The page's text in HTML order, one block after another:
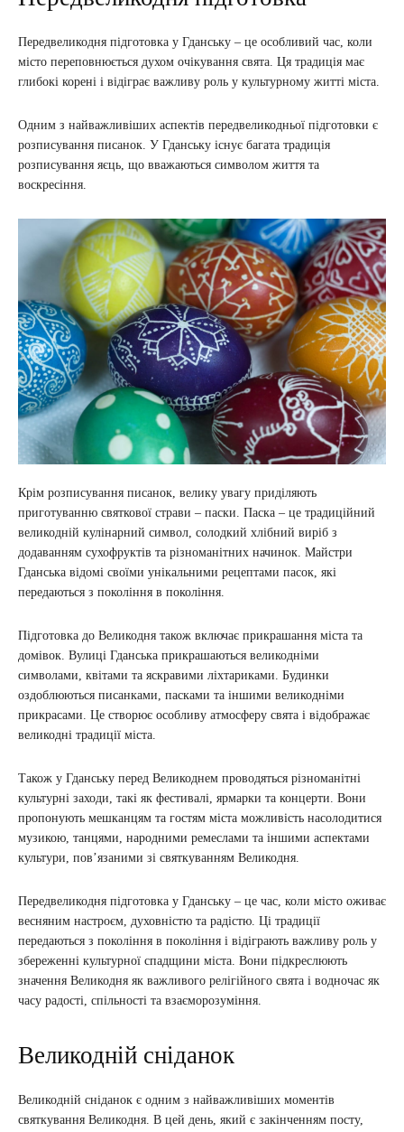
Передвеликодня підготовка у Гданську – це особливий час, коли
місто переповнюється духом очікування свята. Ця традиція має
глибокі корені і відіграє важливу роль у культурному житті міста.
Одним з найважливіших аспектів передвеликодньої підготовки є
розписування писанок. У Гданську існує багата традиція
розписування яєць, що вважаються символом життя та
воскресіння.
Крім розписування писанок, велику увагу приділяють
приготуванню святкової страви – паски. Паска – це традиційний
великодній кулінарний символ, солодкий хлібний виріб з
додаванням сухофруктів та різноманітних начинок. Майстри
Гданська відомі своїми унікальними рецептами пасок, які
передаються з покоління в покоління.
Підготовка до Великодня також включає прикрашання міста та
домівок. Вулиці Гданська прикрашаються великодніми
символами, квітами та яскравими ліхтариками. Будинки
оздоблюються писанками, пасками та іншими великодніми
прикрасами. Це створює особливу атмосферу свята і відображає
великодні традиції міста.
Також у Гданську перед Великоднем проводяться різноманітні
культурні заходи, такі як фестивалі, ярмарки та концерти. Вони
пропонують мешканцям та гостям міста можливість насолодитися
музикою, танцями, народними ремеслами та іншими аспектами
культури, пов’язаними зі святкуванням Великодня.
Передвеликодня підготовка у Гданську – це час, коли місто оживає
весняним настроєм, духовністю та радістю. Ці традиції
передаються з покоління в покоління і відіграють важливу роль у
збереженні культурної спадщини міста. Вони підкреслюють
значення Великодня як важливого релігійного свята і водночас як
часу радості, спільності та взаєморозуміння.
Великодній сніданок
Великодній сніданок є одним з найважливіших моментів
святкування Великодня. В цей день, який є закінченням посту,